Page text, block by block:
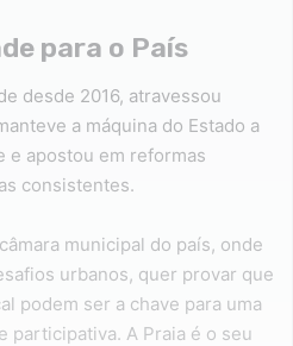
para o País
desde 2016, atravessou
a máquina do Estado a
e apostou em reformas
consistentes.
municipal do país, onde
urbanos, quer provar que
podem ser a chave para uma
participativa. A Praia é o seu